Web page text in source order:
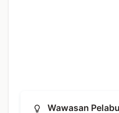
Wawasan